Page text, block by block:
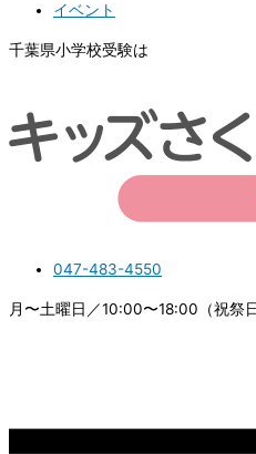
イベント
千葉県小学校受験は
047-483-4550
月〜土曜日／10:00〜18:00（祝祭